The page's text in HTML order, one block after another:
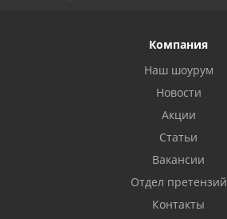
Компания
Наш шоурум
Новости
Акции
Статьи
Вакансии
Отдел претензий
Контакты